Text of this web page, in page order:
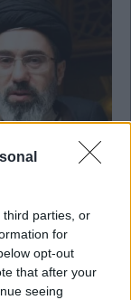
third parties, or
for
opt-out
that after your
seeing
να μην
μία